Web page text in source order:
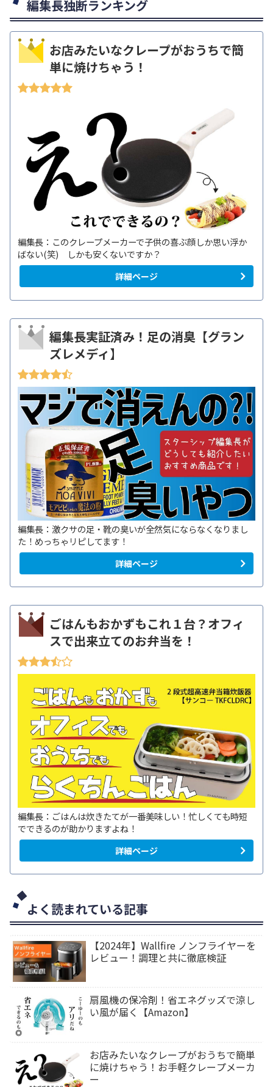
編集長独断ランキング
お店みたいなクレープがおうちで簡
単に焼けちゃう！
編集長：このクレープメーカーで子供の喜ぶ顔しか思い浮か
ばない(笑) しかも安くないですか？
詳細ページ
編集長実証済み！足の消臭【グラン
ズレメディ】
編集長：激クサの足・靴の臭いが全然気にならなくなりまし
た！めっちゃリピしてます！
詳細ページ
ごはんもおかずもこれ１台？オフィ
スで出来立てのお弁当を！
編集長：ごはんは炊きたてが一番美味しい！忙しくても時短
でできるのが助かりますよね！
詳細ページ
よく読まれている記事
【2024年】Wallfire ノンフライヤーを
レビュー！調理と共に徹底検証
扇風機の保冷剤！省エネグッズで涼し
い風が届く【Amazon】
お店みたいなクレープがおうちで簡単
に焼けちゃう！お手軽クレープメーカ
ー